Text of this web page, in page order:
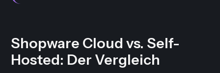
Shopware Cloud vs. Self-
Hosted: Der Vergleich